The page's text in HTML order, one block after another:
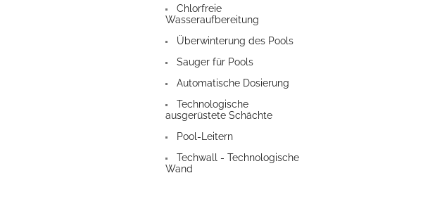
Chlorfreie
Wasseraufbereitung
Überwinterung des Pools
Sauger für Pools
Automatische Dosierung
Technologische
ausgerüstete Schächte
Pool-Leitern
Techwall - Technologische
Wand